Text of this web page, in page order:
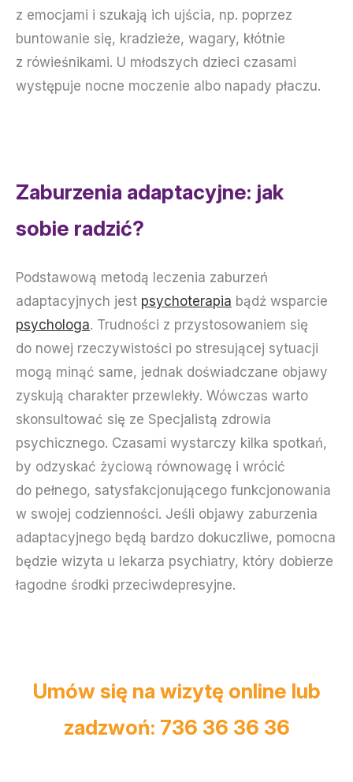
z emocjami i szukają ich ujścia, np. poprzez
buntowanie się, kradzieże, wagary, kłótnie
z rówieśnikami. U młodszych dzieci czasami
występuje nocne moczenie albo napady płaczu.
Zaburzenia adaptacyjne: jak
sobie radzić?
Podstawową metodą leczenia zaburzeń
adaptacyjnych jest psychoterapia bądź wsparcie
psychologa. Trudności z przystosowaniem się
do nowej rzeczywistości po stresującej sytuacji
mogą minąć same, jednak doświadczane objawy
zyskują charakter przewlekły. Wówczas warto
skonsultować się ze Specjalistą zdrowia
psychicznego. Czasami wystarczy kilka spotkań,
by odzyskać życiową równowagę i wrócić
do pełnego, satysfakcjonującego funkcjonowania
w swojej codzienności. Jeśli objawy zaburzenia
adaptacyjnego będą bardzo dokuczliwe, pomocna
będzie wizyta u lekarza psychiatry, który dobierze
łagodne środki przeciwdepresyjne.
Umów się na wizytę online lub
zadzwoń: 736 36 36 36